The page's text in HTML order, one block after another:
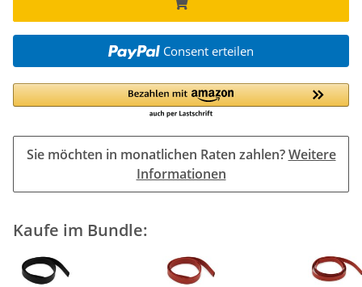
Consent erteilen
Sie möchten in monatlichen Raten zahlen?Weitere
Informationen
Kaufe im Bundle: